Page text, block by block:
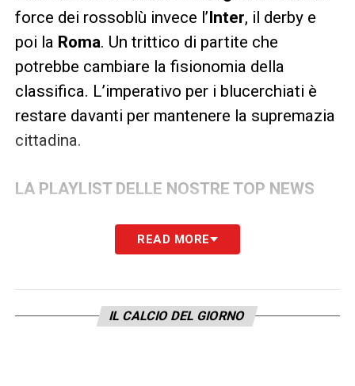
force dei rossoblù invece l’ Inter, il derby e
poi la Roma. Un trittico di partite che
potrebbe cambiare la fisionomia della
classifica. L’imperativo per i blucerchiati è
restare davanti per mantenere la supremazia
cittadina.
LA PLAYLIST DELLE NOSTRE TOP NEWS
READ MORE
IL CALCIO DEL GIORNO